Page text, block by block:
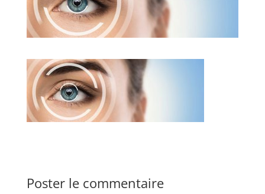
Poster le commentaire